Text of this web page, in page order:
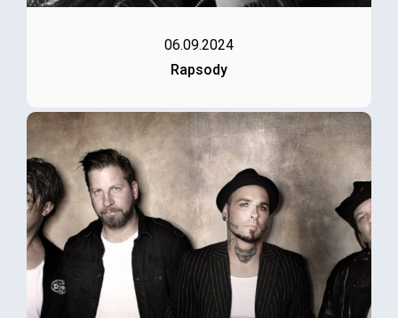
06.09.2024
Rapsody